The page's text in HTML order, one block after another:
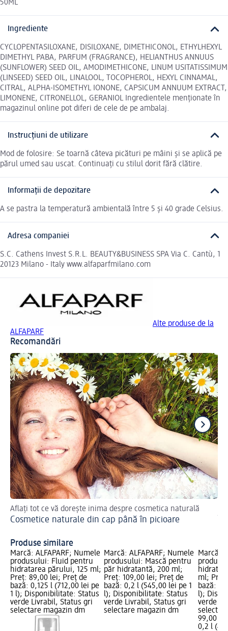
50ML
Ingrediente
CYCLOPENTASILOXANE, DISILOXANE, DIMETHICONOL, ETHYLHEXYL
DIMETHYL PABA, PARFUM (FRAGRANCE), HELIANTHUS ANNUUS
(SUNFLOWER) SEED OIL, AMODIMETHICONE, LINUM USITATISSIMUM
(LINSEED) SEED OIL, LINALOOL, TOCOPHEROL, HEXYL CINNAMAL,
CITRAL, ALPHA-ISOMETHYL IONONE, CAPSICUM ANNUUM EXTRACT,
LIMONENE, CITRONELLOL, GERANIOL Ingredientele menționate în
magazinul online pot diferi de cele de pe ambalaj.
Instrucțiuni de utilizare
Mod de folosire: Se toarnă câteva picături pe mâini și se aplică pe
părul umed sau uscat. Continuați cu stilul dorit fără clătire.
Informații de depozitare
A se pastra la temperatură ambientală între 5 și 40 grade Celsius.
Adresa companiei
S.C. Cathens Invest S.R.L. BEAUTY&BUSINESS SPA Via C. Cantù, 1
20123 Milano - Italy www.alfaparfmilano.com
Alte produse de la
ALFAPARF
Recomandări
Aflați tot ce vă dorește inima despre cosmetica naturală
Cosmetice naturale din cap până în picioare
Produse similare
Marcă: ALFAPARF; Numele
produsului: Fluid pentru
hidratarea părului, 125 ml;
Preț: 89,00 lei; Preț de
bază: 0,125 l (712,00 lei pe
1 l); Disponibilitate: Status
verde Livrabil, Status gri
selectare magazin dm
Marcă: ALFAPARF; Numele
produsului: Mască pentru
păr hidratantă, 200 ml;
Preț: 109,00 lei; Preț de
bază: 0,2 l (545,00 lei pe 1
l); Disponibilitate: Status
verde Livrabil, Status gri
selectare magazin dm
Marcă:
ml;
bază:
l);
verde
99,00 lei
0,2 l